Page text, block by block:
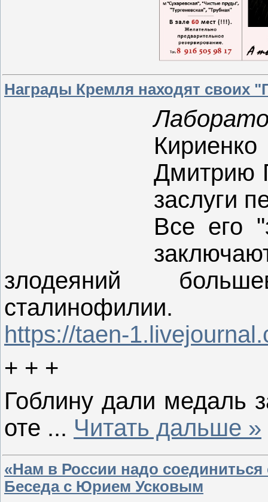
Награды Кремля находят своих
Дмитрию
заслуги
Все его
злодеяний
сталинофилии.
https://taen-
+ + +
Гоблину дали медаль
оте ... Читать дальше »
«Нам в России надо соединиться
Беседа с Юрием Усковым